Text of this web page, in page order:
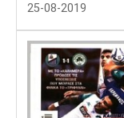
25-08-2019